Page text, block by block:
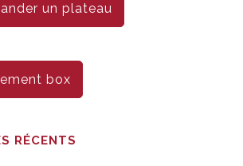
un plateau
box
RÉCENTS